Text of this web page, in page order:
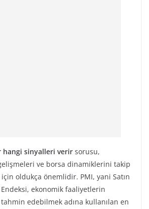
hangi sinyalleri verir sorusu,
ve borsa dinamiklerini takip
için oldukça önemlidir. PMI, yani Satın
ekonomik faaliyetlerin
edebilmek adına kullanılan en